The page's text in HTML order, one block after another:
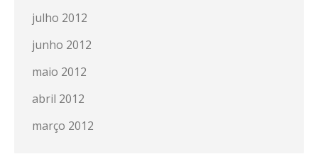
julho 2012
junho 2012
maio 2012
abril 2012
março 2012